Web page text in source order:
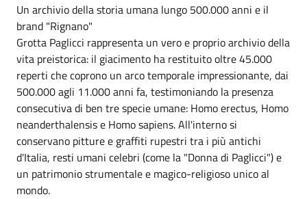
Un archivio della storia umana lungo 500.000 anni e il
brand "Rignano"
Grotta Paglicci rappresenta un vero e proprio archivio della
vita preistorica: il giacimento ha restituito oltre 45.000
reperti che coprono un arco temporale impressionante, dai
500.000 agli 11.000 anni fa, testimoniando la presenza
consecutiva di ben tre specie umane: Homo erectus, Homo
neanderthalensis e Homo sapiens. All'interno si
conservano pitture e graffiti rupestri tra i più antichi
d'Italia, resti umani celebri (come la "Donna di Paglicci") e
un patrimonio strumentale e magico-religioso unico al
mondo.